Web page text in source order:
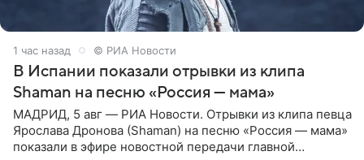
1 час назад © РИА Новости
В Испании показали отрывки из клипа
Shaman на песню «Россия — мама»
МАДРИД, 5 авг — РИА Новости. Отрывки из клипа певца
Ярослава Дронова (Shaman) на песню «Россия — мама»
показали в эфире новостной передачи главной